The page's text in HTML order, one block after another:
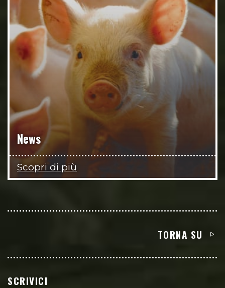
News
Scopri di più
TORNA SU
SCRIVICI